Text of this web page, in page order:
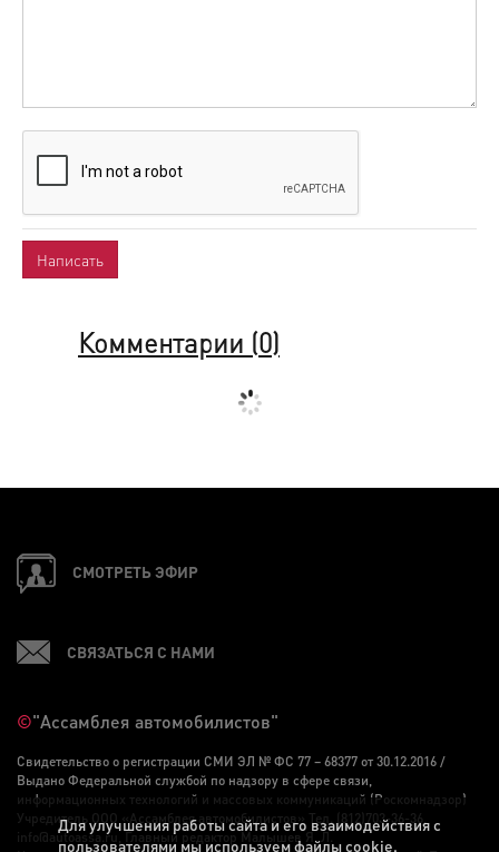
Комментарии (0)
СМОТРЕТЬ ЭФИР
СВЯЗАТЬСЯ С НАМИ
©"Ассамблея автомобилистов"
Свидетельство о регистрации СМИ ЭЛ № ФС 77 – 68377 от 30.12.2016 /
Выдано Федеральной службой по надзору в сфере связи,
информационных технологий и массовых коммуникаций (Роскомнадзор)
Учредитель ООО «Ассамблея автомобилистов» Тел. (812)703-36-36,
info@autoassa.ru, Главный редактор Малышев Я. Л.
Для улучшения работы сайта и его взаимодействия с
пользователями мы используем файлы cookie.